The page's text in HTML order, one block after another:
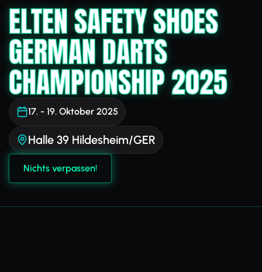
ELTEN SAFETY SHOES
GERMAN DARTS
CHAMPIONSHIP 2025
17. - 19. Oktober 2025
Halle 39 Hildesheim/GER
Nichts verpassen!